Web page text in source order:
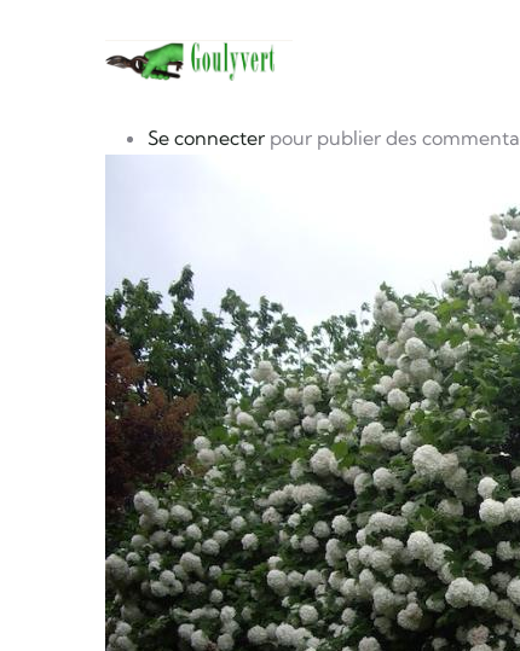
Se connecter pour publier des
photo
Image